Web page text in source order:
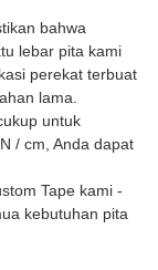
bahwa
lebar pita kami
perekat terbuat
lama.
untuk
/ cm, Anda dapat
Tape kami -
kebutuhan pita